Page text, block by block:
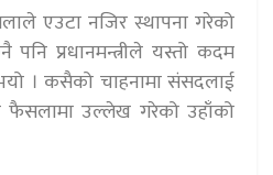
एउटा नजिर स्थापना गरेको
प्रधानमन्त्रीले यस्तो कदम
। कसैको चाहनामा संसदलाई
फैसलामा उल्लेख गरेको उहाँको